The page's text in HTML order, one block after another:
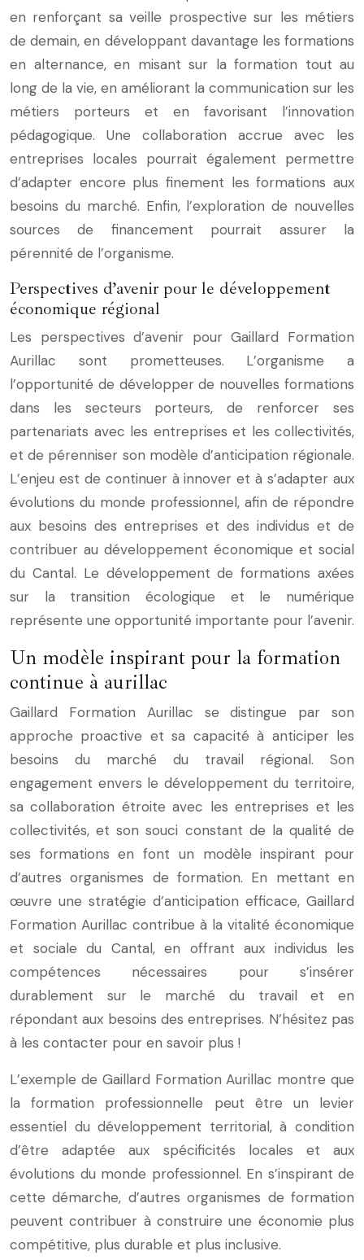
en renforçant sa veille prospective sur les métiers
de demain, en développant davantage les formations
en alternance, en misant sur la formation tout au
long de la vie, en améliorant la communication sur les
métiers porteurs et en favorisant l’innovation
pédagogique. Une collaboration accrue avec les
entreprises locales pourrait également permettre
d’adapter encore plus finement les formations aux
besoins du marché. Enfin, l’exploration de nouvelles
sources de financement pourrait assurer la
pérennité de l’organisme.
Perspectives d’avenir pour le développement
économique régional
Les perspectives d’avenir pour Gaillard Formation
Aurillac sont prometteuses. L’organisme a
l’opportunité de développer de nouvelles formations
dans les secteurs porteurs, de renforcer ses
partenariats avec les entreprises et les collectivités,
et de pérenniser son modèle d’anticipation régionale.
L’enjeu est de continuer à innover et à s’adapter aux
évolutions du monde professionnel, afin de répondre
aux besoins des entreprises et des individus et de
contribuer au développement économique et social
du Cantal. Le développement de formations axées
sur la transition écologique et le numérique
représente une opportunité importante pour l’avenir.
Un modèle inspirant pour la formation
continue à aurillac
Gaillard Formation Aurillac se distingue par son
approche proactive et sa capacité à anticiper les
besoins du marché du travail régional. Son
engagement envers le développement du territoire,
sa collaboration étroite avec les entreprises et les
collectivités, et son souci constant de la qualité de
ses formations en font un modèle inspirant pour
d’autres organismes de formation. En mettant en
œuvre une stratégie d’anticipation efficace, Gaillard
Formation Aurillac contribue à la vitalité économique
et sociale du Cantal, en offrant aux individus les
compétences nécessaires pour s’insérer
durablement sur le marché du travail et en
répondant aux besoins des entreprises. N’hésitez pas
à les contacter pour en savoir plus !
L’exemple de Gaillard Formation Aurillac montre que
la formation professionnelle peut être un levier
essentiel du développement territorial, à condition
d’être adaptée aux spécificités locales et aux
évolutions du monde professionnel. En s’inspirant de
cette démarche, d’autres organismes de formation
peuvent contribuer à construire une économie plus
compétitive, plus durable et plus inclusive.